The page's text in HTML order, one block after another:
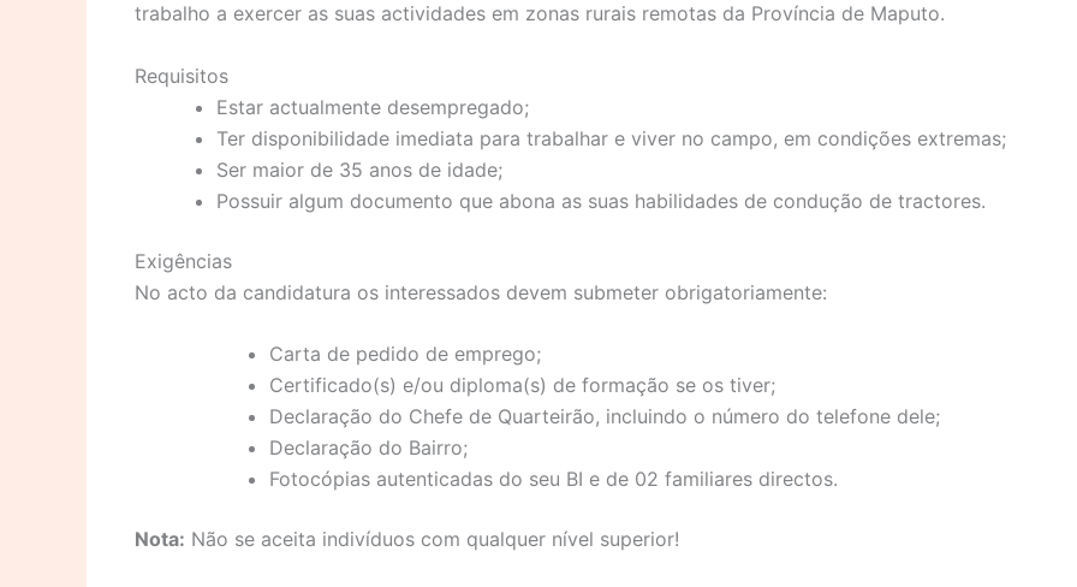
trabalho a exercer as suas actividades em zonas rurais remotas da Província de Maputo.
Requisitos
Estar actualmente desempregado;
Ter disponibilidade imediata para trabalhar e viver no campo, em condições extremas;
Ser maior de 35 anos de idade;
Possuir algum documento que abona as suas habilidades de condução de tractores.
Exigências
No acto da candidatura os interessados devem submeter obrigatoriamente:
Carta de pedido de emprego;
Certificado(s) e/ou diploma(s) de formação se os tiver;
Declaração do Chefe de Quarteirão, incluindo o número do telefone dele;
Declaração do Bairro;
Fotocópias autenticadas do seu BI e de 02 familiares directos.
Nota: Não se aceita indivíduos com qualquer nível superior!